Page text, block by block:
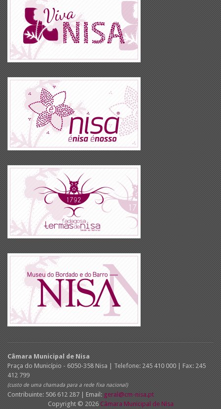
Câmara Municipal de Nisa
Praça do Município - 6050-358 Nisa | Telefone: 245 410 000 | Fax: 245
412 799
(custo de uma chamada para a rede fixa nacional)
Contribuinte: 506 612 287 | Email: geral@cm-nisa.pt
Copyright © 2026 Câmara Municipal de Nisa